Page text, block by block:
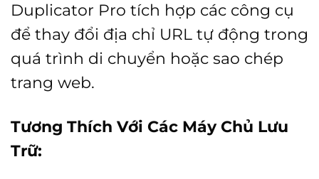
Duplicator Pro tích hợp các công cụ
để thay đổi địa chỉ URL tự động trong
quá trình di chuyển hoặc sao chép
trang web.
Tương Thích Với Các Máy Chủ Lưu
Trữ: